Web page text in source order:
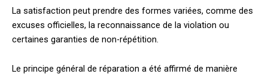
La satisfaction peut prendre des formes variées, comme des
excuses officielles, la reconnaissance de la violation ou
certaines garanties de non-répétition.
Le principe général de réparation a été affirmé de manière